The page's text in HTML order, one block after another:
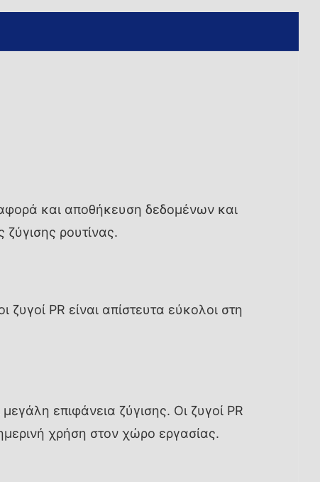
και αποθήκευση δεδομένων και
ρουτίνας.
PR είναι απίστευτα εύκολοι στη
επιφάνεια ζύγισης. Οι ζυγοί PR
χρήση στον χώρο εργασίας.